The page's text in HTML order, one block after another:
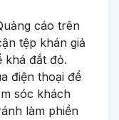
cáo trên
tệp khán giả
khá đắt đỏ.
điện thoại để
sóc khách
làm phiền